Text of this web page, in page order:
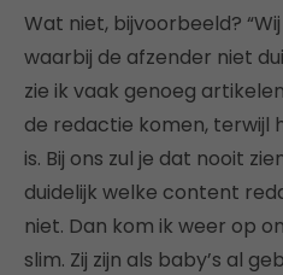
Wat niet, bijvoorbeeld?
waarbij de afzender niet
zie ik vaak genoeg
de redactie komen, terwijl
is. Bij ons zul je dat nooit
duidelijk welke content
niet. Dan kom ik weer op
slim. Zij zijn als baby’s al